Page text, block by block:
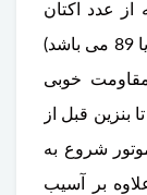
از عدد اکتان
پایین تری(بنزین هایی که عدد اکتان آنها 87 یا 89 می باشد)
مقاومت خوبی
بنزین قبل از
شروع به
بر آسیب